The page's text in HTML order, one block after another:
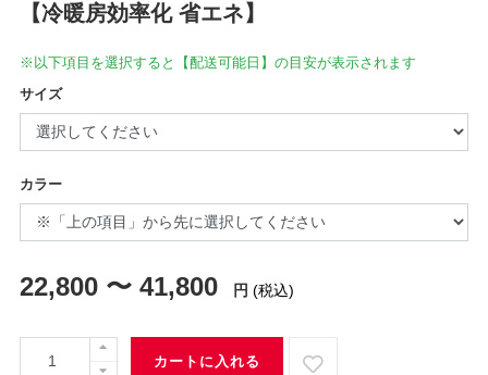
【冷暖房効率化 省エネ】
※以下項目を選択すると【配送可能日】の目安が表示されます
サイズ
カラー
22,800 〜 41,800 円 (税込)
カートに入れる